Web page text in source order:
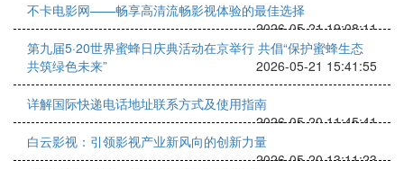
不卡电影网——畅享高清流畅影视体验的最佳选择
2026-05-21 19:08:11
第九届5·20世界蜜蜂日庆典活动在京举行 共倡“保护蜜蜂生态
共筑绿色未来”
2026-05-21 15:41:55
详解国际快递电话地址联系方式及使用指南
2026-05-20 11:45:41
白云影视：引领影视产业新风向的创新力量
2026-05-20 13:11:23